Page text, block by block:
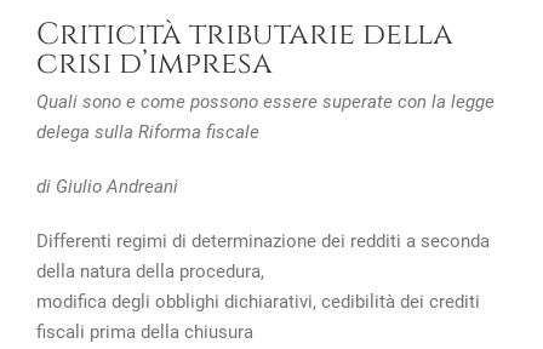
Criticità tributarie della
crisi d’impresa
Quali sono e come possono essere superate con la legge
delega sulla Riforma fiscale
di Giulio Andreani
Differenti regimi di determinazione dei redditi a seconda
della natura della procedura,
modifica degli obblighi dichiarativi, cedibilità dei crediti
fiscali prima della chiusura